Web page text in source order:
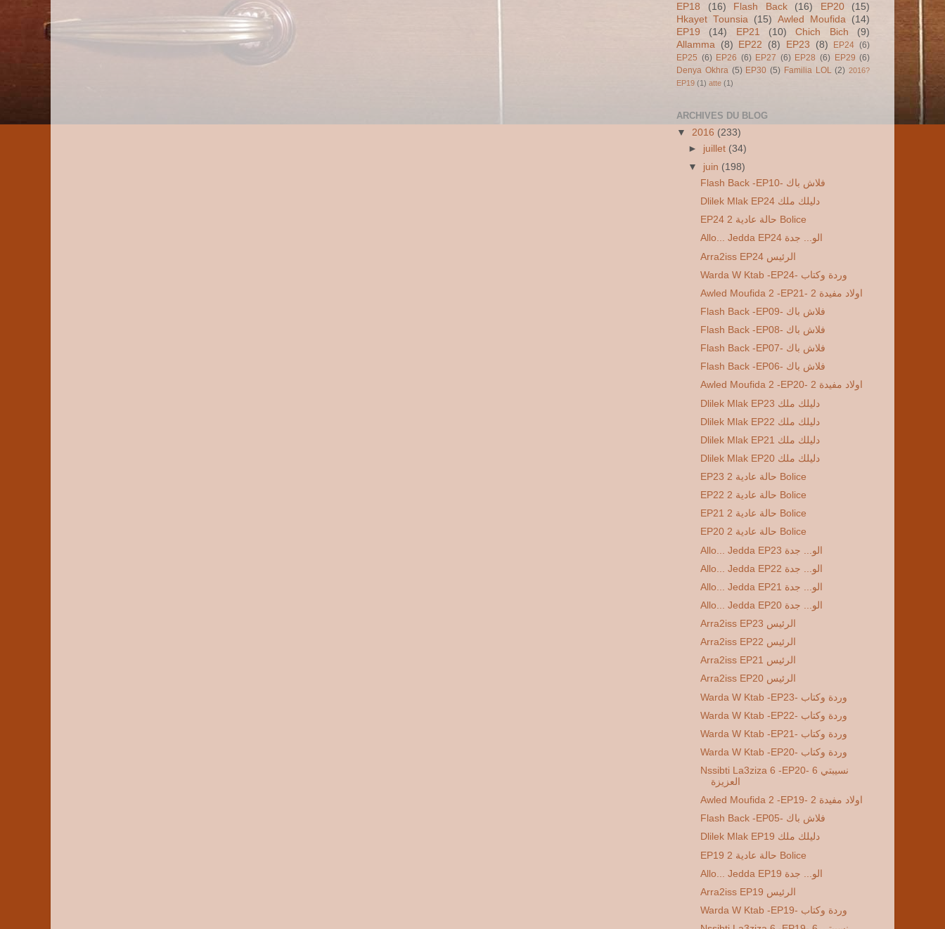
EP18
(16) Flash Back (16) EP20
(15)
Hkayet Tounsia
(15) Awled Moufida
(14)
EP19
(14) EP21 (10) Chich Bich
(9)
Allamma
(8) EP22 (8) EP23 (8) EP24 (6)
EP25 (6) EP26 (6) EP27 (6) EP28 (6) EP29 (6)
Denya Okhra (5) EP30 (5) Familia LOL (2) 2016?
EP19 (1) atte (1)
ARCHIVES DU BLOG
▼ 2016 (233)
► juillet (34)
▼ juin (198)
Flash Back -EP10- فلاش باك
Dlilek Mlak EP24 دليلك ملك
EP24 2 حالة عادية Bolice
Allo... Jedda EP24 الو... جدة
Arra2iss EP24 الرئيس
Warda W Ktab -EP24- وردة وكتاب
Awled Moufida 2 -EP21- 2 اولاد مفيدة
Flash Back -EP09- فلاش باك
Flash Back -EP08- فلاش باك
Flash Back -EP07- فلاش باك
Flash Back -EP06- فلاش باك
Awled Moufida 2 -EP20- 2 اولاد مفيدة
Dlilek Mlak EP23 دليلك ملك
Dlilek Mlak EP22 دليلك ملك
Dlilek Mlak EP21 دليلك ملك
Dlilek Mlak EP20 دليلك ملك
EP23 2 حالة عادية Bolice
EP22 2 حالة عادية Bolice
EP21 2 حالة عادية Bolice
EP20 2 حالة عادية Bolice
Allo... Jedda EP23 الو... جدة
Allo... Jedda EP22 الو... جدة
Allo... Jedda EP21 الو... جدة
Allo... Jedda EP20 الو... جدة
Arra2iss EP23 الرئيس
Arra2iss EP22 الرئيس
Arra2iss EP21 الرئيس
Arra2iss EP20 الرئيس
Warda W Ktab -EP23- وردة وكتاب
Warda W Ktab -EP22- وردة وكتاب
Warda W Ktab -EP21- وردة وكتاب
Warda W Ktab -EP20- وردة وكتاب
Nssibti La3ziza 6 -EP20- 6 نسيبتي
العزيزة
Awled Moufida 2 -EP19- 2 اولاد مفيدة
Flash Back -EP05- فلاش باك
Dlilek Mlak EP19 دليلك ملك
EP19 2 حالة عادية Bolice
Allo... Jedda EP19 الو... جدة
Arra2iss EP19 الرئيس
Warda W Ktab -EP19- وردة وكتاب